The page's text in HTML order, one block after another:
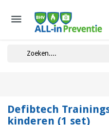

Defibtech
kinderen (1 set)